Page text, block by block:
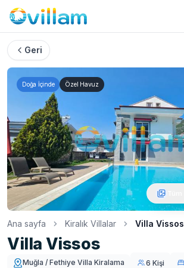
Geri
Doğa İçinde Özel Havuz
Ana sayfa Kiralık Villalar Villa Vissos
Villa Vissos
Muğla / Fethiye Villa Kiralama 6 Kişi